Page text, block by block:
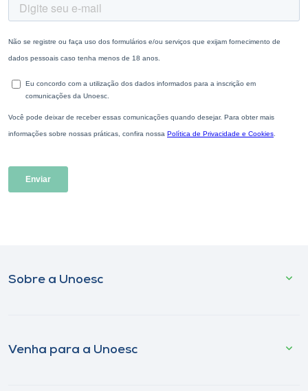
Sobre a Unoesc
Venha para a Unoesc